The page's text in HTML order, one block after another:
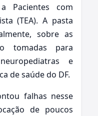
Pacientes com
(TEA). A pasta
sobre as
tomadas para
e
de saúde do DF.
falhas nesse
de poucos